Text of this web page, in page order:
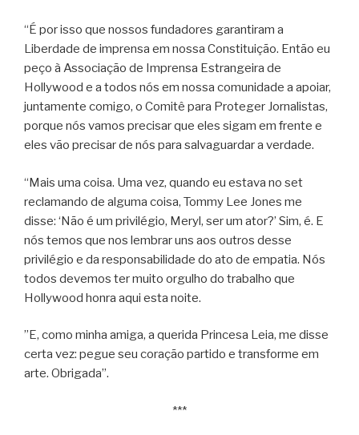
“É por isso que nossos fundadores garantiram a
Liberdade de imprensa em nossa Constituição. Então eu
peço à Associação de Imprensa Estrangeira de
Hollywood e a todos nós em nossa comunidade a apoiar,
juntamente comigo, o Comitê para Proteger Jornalistas,
porque nós vamos precisar que eles sigam em frente e
eles vão precisar de nós para salvaguardar a verdade.
“Mais uma coisa. Uma vez, quando eu estava no set
reclamando de alguma coisa, Tommy Lee Jones me
disse: ‘Não é um privilégio, Meryl, ser um ator?’ Sim, é. E
nós temos que nos lembrar uns aos outros desse
privilégio e da responsabilidade do ato de empatia. Nós
todos devemos ter muito orgulho do trabalho que
Hollywood honra aqui esta noite.
”E, como minha amiga, a querida Princesa Leia, me disse
certa vez: pegue seu coração partido e transforme em
arte. Obrigada”.
***